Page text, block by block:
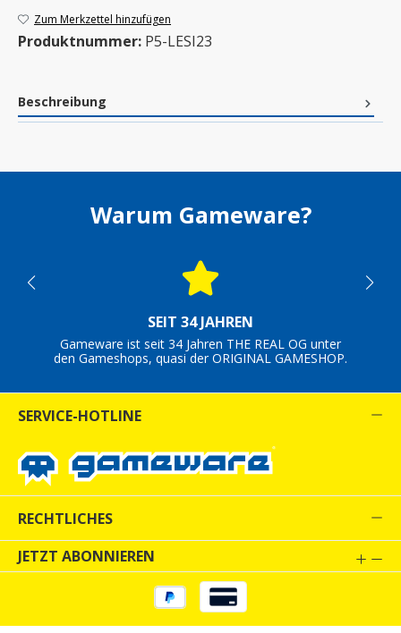
Zum Merkzettel hinzufügen
Produktnummer: P5-LESI23
Beschreibung
Warum Gameware?
SEIT 34 JAHREN
Gameware ist seit 34 Jahren THE REAL OG unter
den Gameshops, quasi der ORIGINAL GAMESHOP.
SERVICE-HOTLINE
RECHTLICHES
JETZT ABONNIEREN